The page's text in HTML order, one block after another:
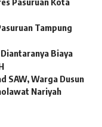
Tampung
Diantaranya Biaya
SAW, Warga Dusun
Nariyah